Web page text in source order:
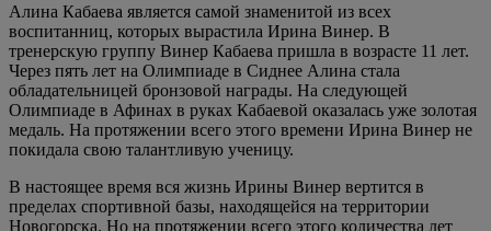
Алина Кабаева является самой знаменитой из всех
воспитанниц, которых вырастила Ирина Винер. В
тренерскую группу Винер Кабаева пришла в возрасте 11 лет.
Через пять лет на Олимпиаде в Сиднее Алина стала
обладательницей бронзовой награды. На следующей
Олимпиаде в Афинах в руках Кабаевой оказалась уже золотая
медаль. На протяжении всего этого времени Ирина Винер не
покидала свою талантливую ученицу.
В настоящее время вся жизнь Ирины Винер вертится в
пределах спортивной базы, находящейся на территории
Новогорска. Но на протяжении всего этого количества лет